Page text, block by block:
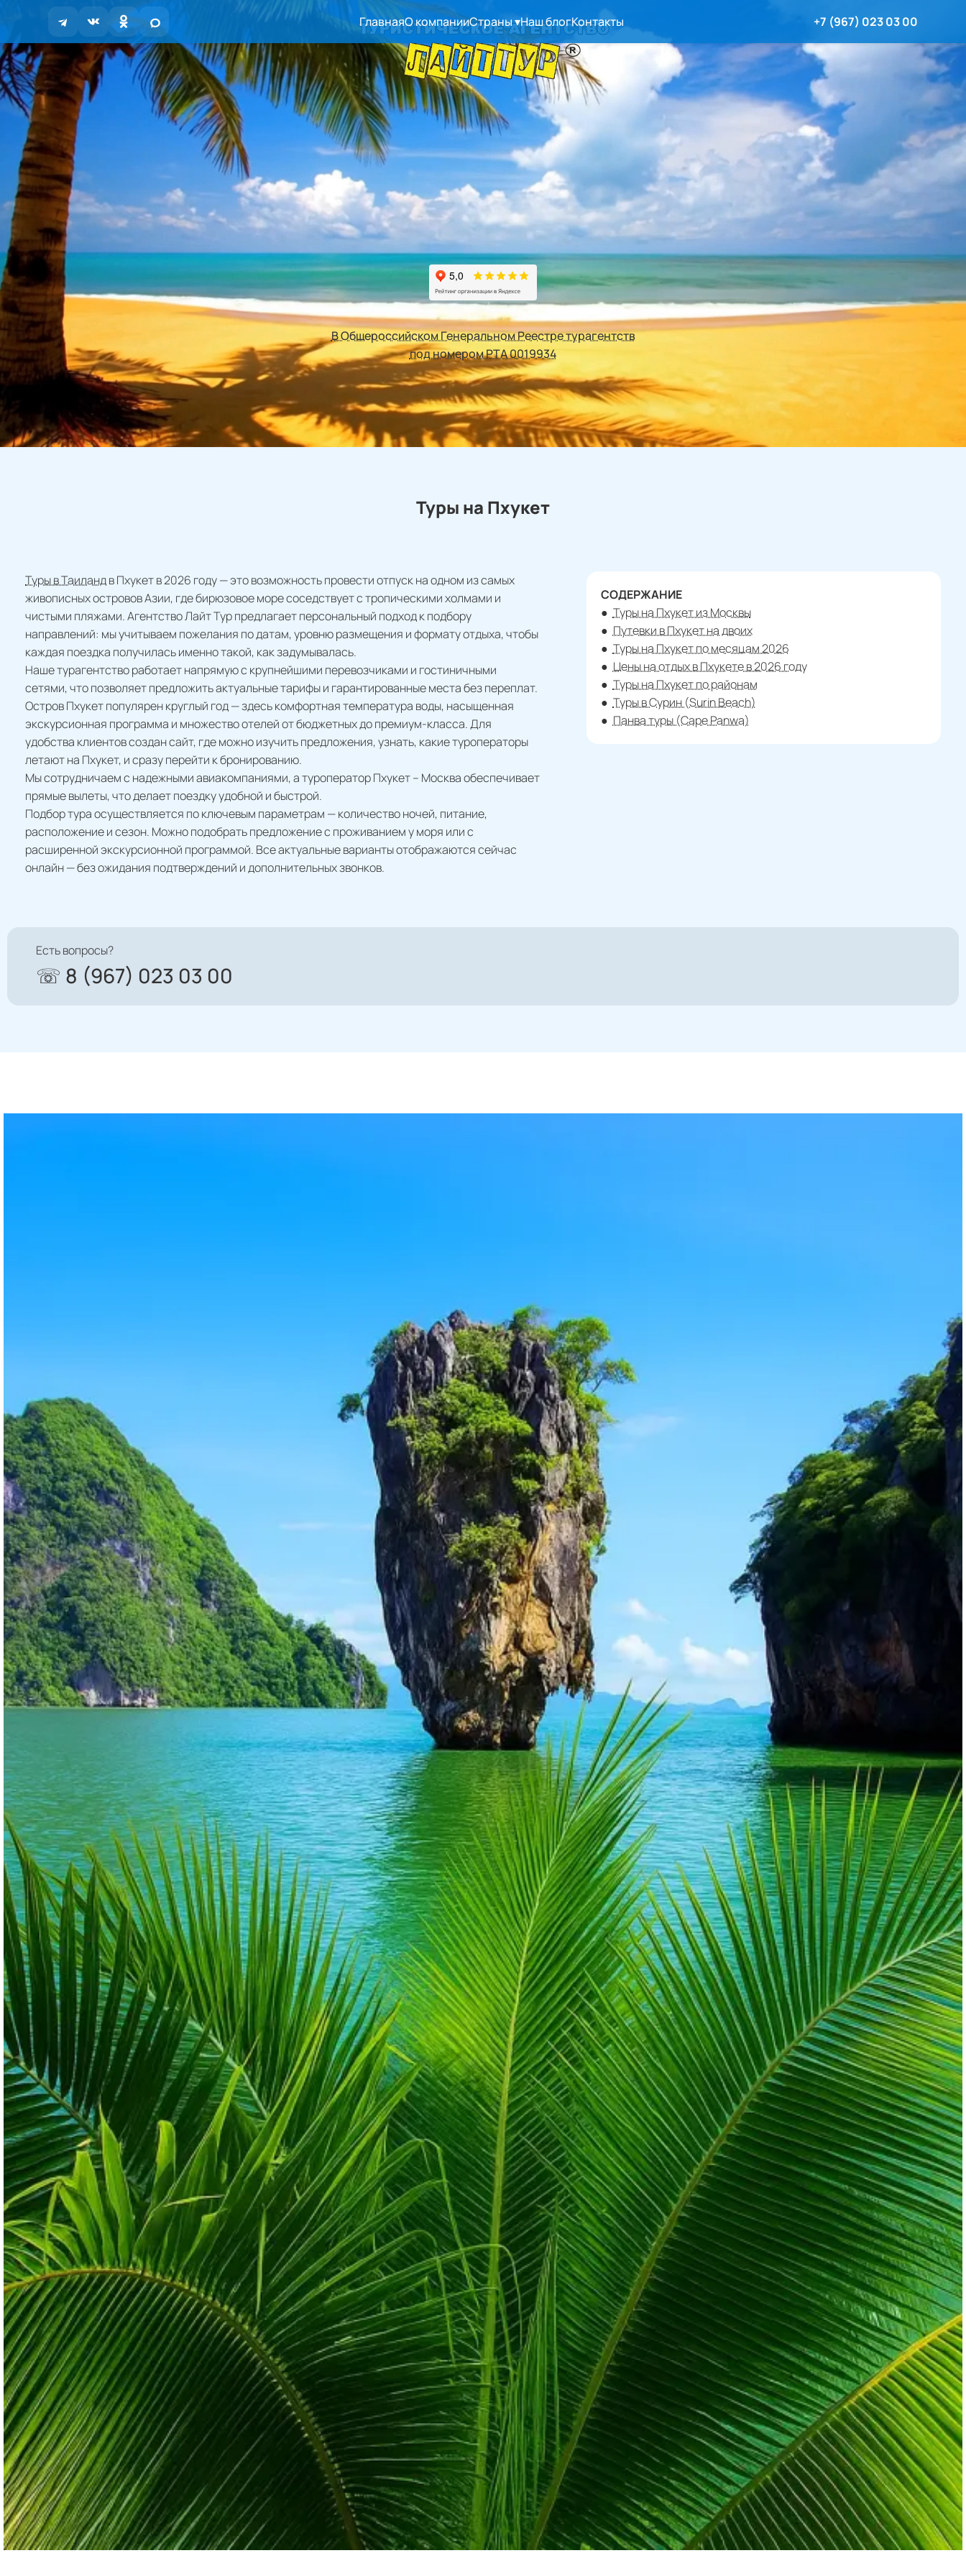
ГлавнаяО компанииСтраны▾Наш блогКонтакты +7 (967) 023 03 00
В Общероссийском Генеральном Реестре турагентств
под номером РТА 0019934
Туры на Пхукет
Туры в Таиландв Пхукет в 2026 году — это возможность провести отпуск на одном из самых
живописных островов Азии, где бирюзовое море соседствует с тропическими холмами и
чистыми пляжами. Агентство Лайт Тур предлагает персональный подход к подбору
направлений: мы учитываем пожелания по датам, уровню размещения и формату отдыха, чтобы
каждая поездка получилась именно такой, как задумывалась.
Наше турагентство работает напрямую с крупнейшими перевозчиками и гостиничными
сетями, что позволяет предложить актуальные тарифы и гарантированные места без переплат.
Остров Пхукет популярен круглый год — здесь комфортная температура воды, насыщенная
экскурсионная программа и множество отелей от бюджетных до премиум-класса. Для
удобства клиентов создан сайт, где можно изучить предложения, узнать, какие туроператоры
летают на Пхукет, и сразу перейти к бронированию.
Мы сотрудничаем с надежными авиакомпаниями, а туроператор Пхукет – Москва обеспечивает
прямые вылеты, что делает поездку удобной и быстрой.
Подбор тура осуществляется по ключевым параметрам — количество ночей, питание,
расположение и сезон. Можно подобрать предложение с проживанием у моря или с
расширенной экскурсионной программой. Все актуальные варианты отображаются сейчас
онлайн — без ожидания подтверждений и дополнительных звонков.
СОДЕРЖАНИЕ
Туры на Пхукет из Москвы
Путевки в Пхукет на двоих
Туры на Пхукет по месяцам 2026
Цены на отдых в Пхукете в 2026 году
Туры на Пхукет по районам
Туры в Сурин (Surin Beach)
Панва туры (Cape Panwa)
Есть вопросы?
☏ 8 (967) 023 03 00